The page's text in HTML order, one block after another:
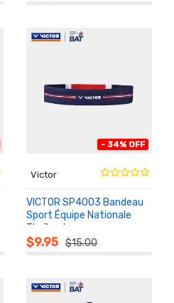
- 34% OFF
Victor
VICTOR SP4003 Bandeau
Sport Équipe Nationale
Thaïlande
$9.95 $15.00
AU
PANIER